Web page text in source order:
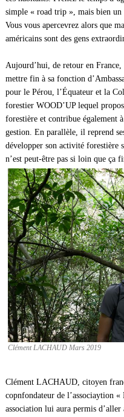
simple « road trip », mais bien un
Vous vous apercevrez alors que
américains sont des gens
Aujourd’hui, de retour en
mettre fin à sa fonction
pour le Pérou, l’Équateur et la
forestier WOOD’UP lequel
forestière et contribue également
gestion. En parallèle, il reprend
développer son activité forestière
n’est peut-être pas si loin que ça
Clément LACHAUD Mars 2019
Clément LACHAUD, citoyen
copnfondateur de l’associaytion «
association lui aura permis